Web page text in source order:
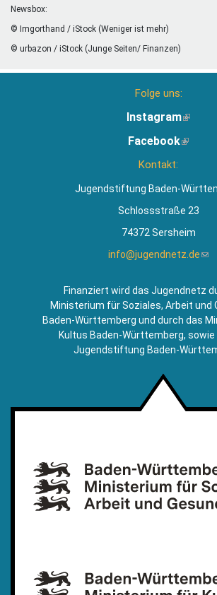
Newsbox:
© Imgorthand / iStock (Weniger ist mehr)
© urbazon / iStock (Junge Seiten/ Finanzen)
Folge uns:
Instagram(Link
extern)
Facebook(Link
Kontakt:
Jugendstiftung Baden-
Schlossstraße 23
74372 Sersheim
info@jugendnetz.de(Link
Finanziert wird das Jugendnetz
Ministerium für Soziales, Arbeit und
Baden-Württemberg und durch das
Kultus Baden-Württemberg, sowie
Jugendstiftung Baden-